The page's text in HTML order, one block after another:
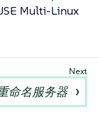
Multi-Linux
命名服务器